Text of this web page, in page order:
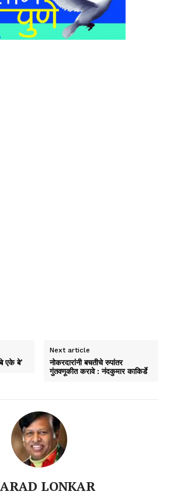
एके बे’
Next article
नोकरदारांनी बचतीचे रुपांतर
गुंतवणूकीत करावे : नंदकुमार काकिर्डे
LONKAR